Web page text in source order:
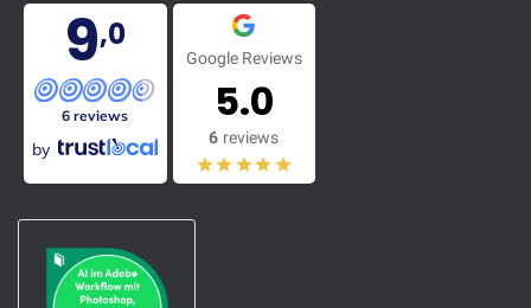
9,0
6 reviews
by
Google Reviews
5.0
6 reviews